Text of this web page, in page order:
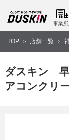
事業所
TOP > 店舗一覧 >
ダスキン 早
アコンクリ